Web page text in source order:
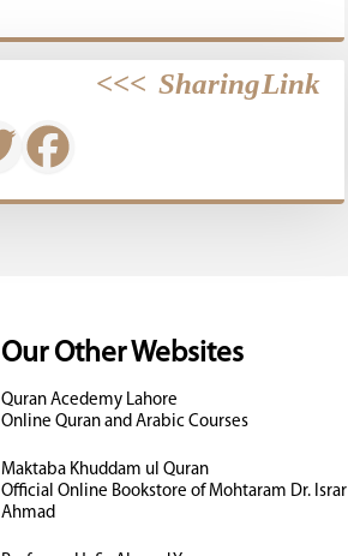
Sharing Link
>>>
Our Other Websites
Quran Acedemy Lahore
Online Quran and Arabic Courses
Maktaba Khuddam ul Quran
Official Online Bookstore of Mohtaram Dr. Israr
Ahmad